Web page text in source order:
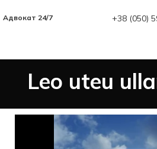
Адвокат 24/7 +38 (050)
Leo uteu